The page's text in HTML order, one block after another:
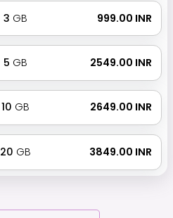
3 GB ₹ 999.00 INR
5 GB ₹ 2549.00 INR
10 GB ₹ 2649.00 INR
20 GB ₹ 3849.00 INR